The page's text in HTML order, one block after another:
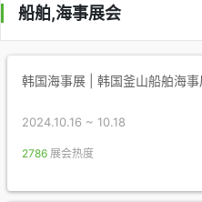
船舶,海事展会
韩国海事展 | 韩国釜山船舶海
2024.10.16 ~ 10.18
2786 展会热度